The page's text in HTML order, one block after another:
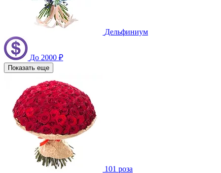
Дельфиниум
До 2000 ₽
Показать еще
101 роза